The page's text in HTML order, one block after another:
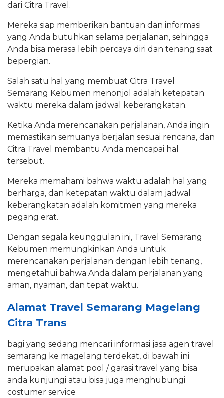
dari Citra Travel.
Mereka siap memberikan bantuan dan informasi
yang Anda butuhkan selama perjalanan, sehingga
Anda bisa merasa lebih percaya diri dan tenang saat
bepergian.
Salah satu hal yang membuat Citra Travel
Semarang Kebumen menonjol adalah ketepatan
waktu mereka dalam jadwal keberangkatan.
Ketika Anda merencanakan perjalanan, Anda ingin
memastikan semuanya berjalan sesuai rencana, dan
Citra Travel membantu Anda mencapai hal
tersebut.
Mereka memahami bahwa waktu adalah hal yang
berharga, dan ketepatan waktu dalam jadwal
keberangkatan adalah komitmen yang mereka
pegang erat.
Dengan segala keunggulan ini, Travel Semarang
Kebumen memungkinkan Anda untuk
merencanakan perjalanan dengan lebih tenang,
mengetahui bahwa Anda dalam perjalanan yang
aman, nyaman, dan tepat waktu.
Alamat Travel Semarang Magelang
Citra Trans
bagi yang sedang mencari informasi jasa agen travel
semarang ke magelang terdekat, di bawah ini
merupakan alamat pool / garasi travel yang bisa
anda kunjungi atau bisa juga menghubungi
costumer service